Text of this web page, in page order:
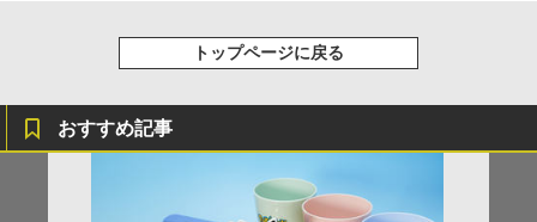
トップページに戻る
おすすめ記事